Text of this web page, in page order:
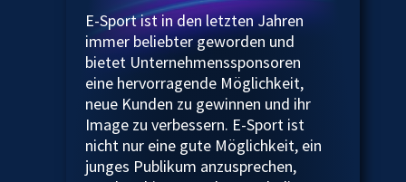
E-Sport ist in den letzten Jahren
immer beliebter geworden und
bietet Unternehmenssponsoren
eine hervorragende Möglichkeit,
neue Kunden zu gewinnen und ihr
Image zu verbessern. E-Sport ist
nicht nur eine gute Möglichkeit, ein
junges Publikum anzusprechen,